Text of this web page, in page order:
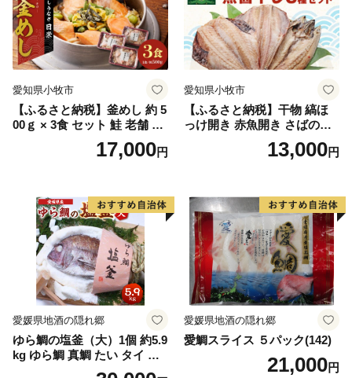
愛知県小牧市
【ふるさと納税】釜めし 約 5
00ｇ × 3食 セット 鮭 老舗 急
速冷凍 レンチン 時短 簡単調
理 食品 加工品 海鮮 手作り
り寄せグルメ 愛知県 小牧市
送料無料
17,000円
愛知県小牧市
【ふるさと納税】干物 縞ほ
っけ開き 赤魚開き さばの開
き 魚醤干し 3種 セット 詰め
合わせ 魚 おかず 肉厚 おいし
取り寄せグルメ 魚醤 ナンプ
ラー 愛知県 小牧市 冷凍 送料
無料
13,000円
愛媛県地酒の隠れ郷
ゆら鯛の塩釜（大）1個 約5.9
kg ゆら鯛 真鯛 たい タイ 鯛
塩釜焼き 塩釜 魚 魚介類 海鮮
愛媛県地酒の隠れ郷
愛鯛スライス ５パック(142)
21,000円